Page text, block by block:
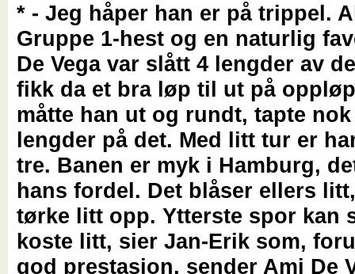
* - Jeg håper han er på trippel.
Gruppe 1-hest og en naturlig
De Vega var slått 4 lengder av
fikk da et bra løp til ut på
måtte han ut og rundt, tapte
lengder på det. Med litt tur er
tre. Banen er myk i Hamburg,
hans fordel. Det blåser ellers
tørke litt opp. Ytterste spor kan
koste litt, sier Jan-Erik som,
god prestasjon, sender Ami De